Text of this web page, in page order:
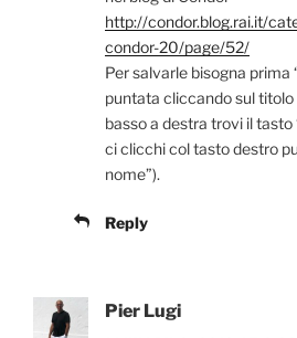
http://condor.blog.rai.it/
condor-20/page/52/
Per salvarle bisogna prima
puntata cliccando sul titolo
basso a destra trovi il
ci clicchi col tasto destro
nome”).
Reply
Pier Lugi